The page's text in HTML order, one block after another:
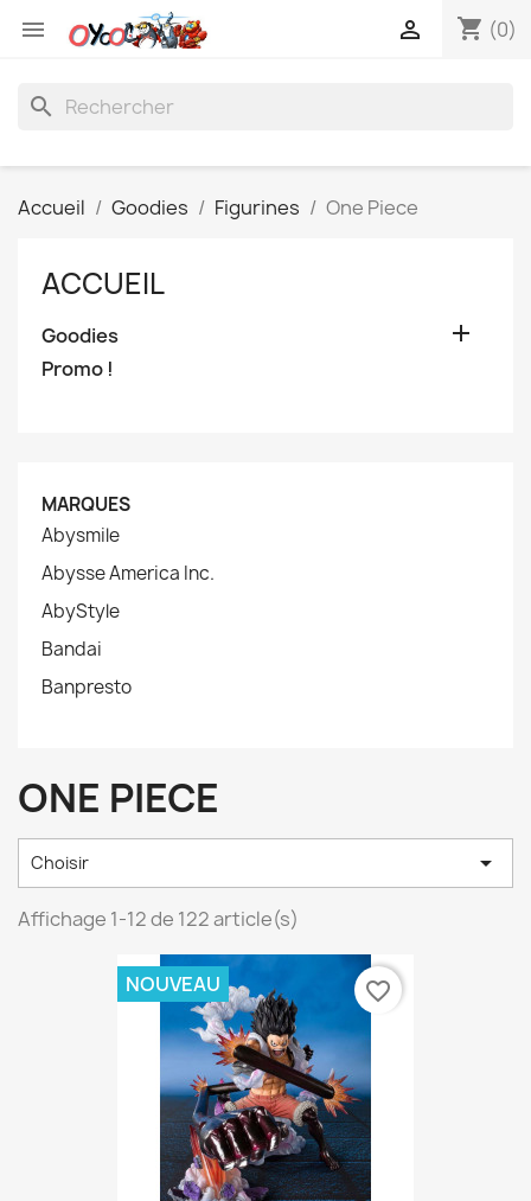
 shopping_cart (0)

search
Accueil Goodies Figurines One Piece
ACCUEIL
Goodies 
Promo !
MARQUES
Abysmile
Abysse America Inc.
AbyStyle
Bandai
Banpresto
ONE PIECE
Choisir 
Affichage 1-12 de 122 article(s)
NOUVEAU favorite_border